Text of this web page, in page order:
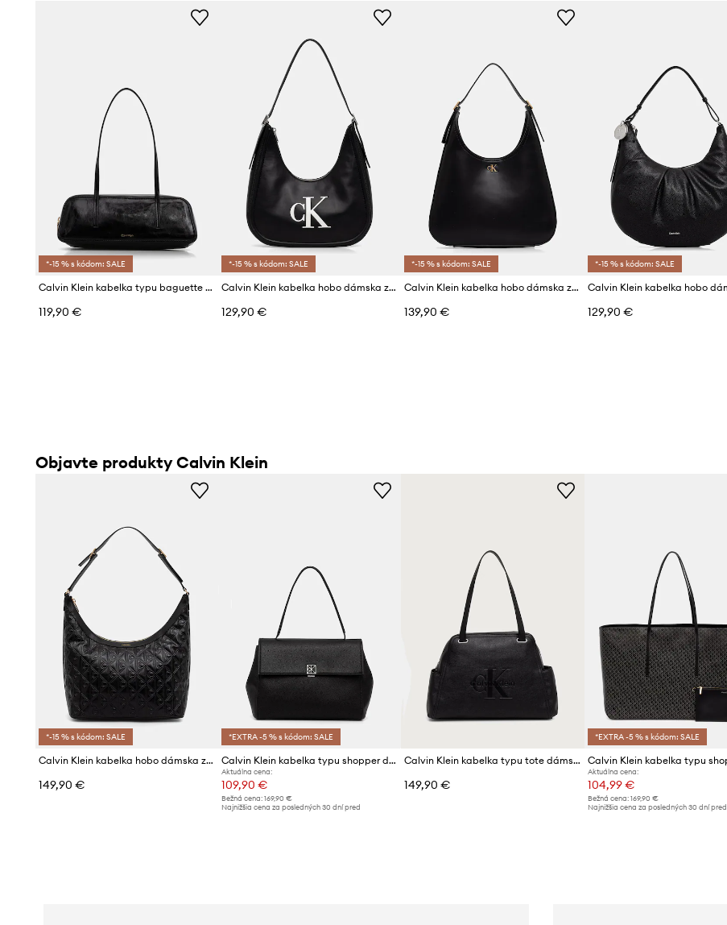
Výrobca
*-15 % s kódom: SALE
Calvin Klein kabelka typu baguette dámska z imitácie kože
119,90 €
*-15 % s kódom: SALE
Calvin Klein kabelka hobo dámska z imitácie kože
129,90 €
*-15 % s kódom: SALE
Calvin Klein kabelka hobo dámska z imitácie kože
139,90 €
*-15 % s kódom: SALE
129,90 €
Objavte produkty Calvin Klein
*-15 % s kódom: SALE
Calvin Klein kabelka hobo dámska z imitácie kože
149,90 €
*EXTRA -5 % s kódom: SALE
Calvin Klein kabelka typu shopper dámska z imitácie kože
Aktuálna cena:
109,90 €
Bežná cena:169,90 €
Najnižšia cena za posledných 30 dní pred
Calvin Klein kabelka typu tote dámska z imitácie kože
149,90 €
*EXTRA -5 % s kódom: SALE
Aktuálna cena:
104,99 €
Bežná cena: 169,90 €
Najnižšia cena za posledných 30 dní pred